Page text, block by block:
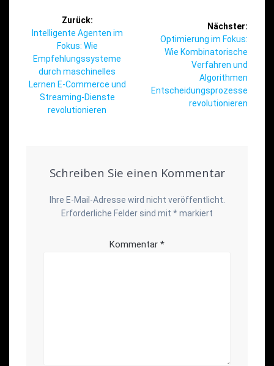
Beitragsnavigation
Zurück:
Vorheriger
Beitrag:
Intelligente Agenten im
Fokus: Wie
Empfehlungssysteme
durch maschinelles
Lernen E-Commerce und
Streaming-Dienste
revolutionieren
Nächster:
Nächster
Beitrag:
Optimierung im Fokus:
Wie Kombinatorische
Verfahren und
Algorithmen
Entscheidungsprozesse
revolutionieren
Schreiben Sie einen Kommentar
Ihre E-Mail-Adresse wird nicht veröffentlicht.
Erforderliche Felder sind mit *markiert
Kommentar *